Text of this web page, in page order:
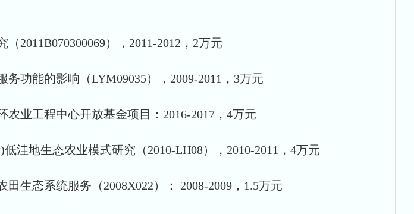
2011B070300069），2011-2012，2万元
功能的影响（LYM09035），2009-2011，3万元
业工程中心开放基金项目：2016-2017，4万元
洼地生态农业模式研究（2010-LH08），2010-2011，4万元
生态系统服务（2008X022）： 2008-2009，1.5万元